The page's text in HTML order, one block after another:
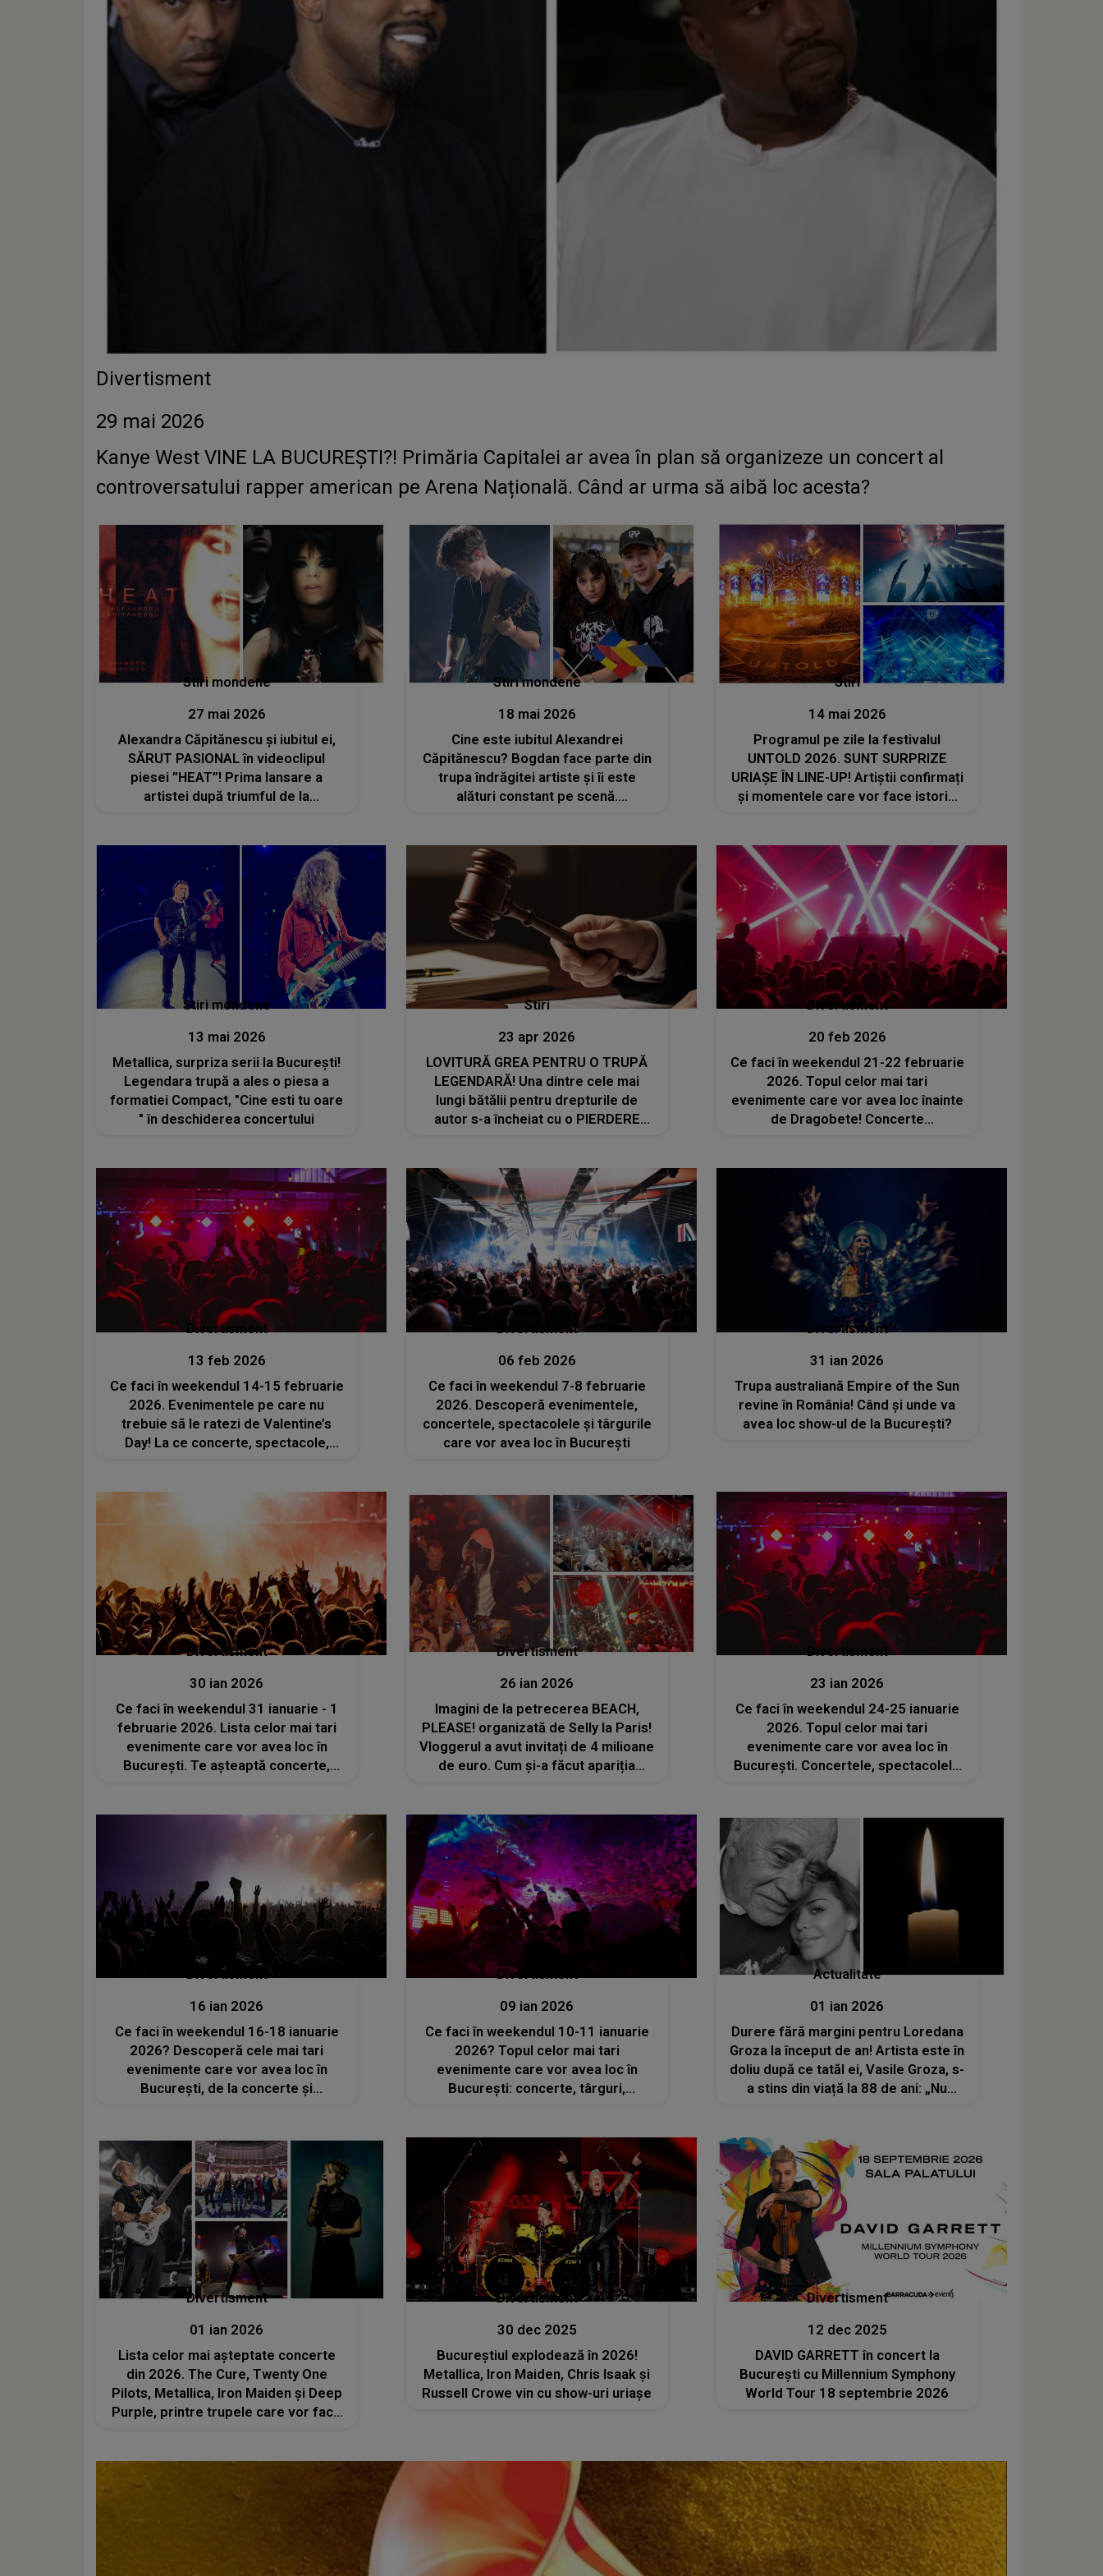
Divertisment
29 mai 2026
Kanye West VINE LA BUCUREȘTI?! Primăria Capitalei ar avea în plan să organizeze un concert al
controversatului rapper american pe Arena Națională. Când ar urma să aibă loc acesta?
Stiri mondene
27 mai 2026
Alexandra Căpitănescu și iubitul ei,
SĂRUT PASIONAL în videoclipul
piesei ”HEAT”! Prima lansare a
artistei după triumful de la
Stiri mondene
18 mai 2026
Cine este iubitul Alexandrei
Căpitănescu? Bogdan face parte din
trupa îndrăgitei artiste și îi este
alături constant pe scenă.
Stiri
14 mai 2026
Programul pe zile la festivalul
UNTOLD 2026. SUNT SURPRIZE
URIAȘE ÎN LINE-UP! Artiștii confirmați
și momentele care vor face istorie
Stiri mondene
13 mai 2026
Metallica, surpriza serii la București!
Legendara trupă a ales o piesa a
formatiei Compact, "Cine esti tu oare
" în deschiderea concertului
Stiri
23 apr 2026
LOVITURĂ GREA PENTRU O TRUPĂ
LEGENDARĂ! Una dintre cele mai
lungi bătălii pentru drepturile de
autor s-a încheiat cu o PIERDERE
Divertisment
20 feb 2026
Ce faci în weekendul 21-22 februarie
2026. Topul celor mai tari
evenimente care vor avea loc înainte
de Dragobete! Concerte
Divertisment
13 feb 2026
Ce faci în weekendul 14-15 februarie
2026. Evenimentele pe care nu
trebuie să le ratezi de Valentine’s
Day! La ce concerte, spectacole,
Divertisment
06 feb 2026
Ce faci în weekendul 7-8 februarie
2026. Descoperă evenimentele,
concertele, spectacolele și târgurile
care vor avea loc în București
Divertisment
31 ian 2026
Trupa australiană Empire of the Sun
revine în România! Când și unde va
avea loc show-ul de la București?
Divertisment
30 ian 2026
Ce faci în weekendul 31 ianuarie - 1
februarie 2026. Lista celor mai tari
evenimente care vor avea loc în
București. Te așteaptă concerte,
Divertisment
26 ian 2026
Imagini de la petrecerea BEACH,
PLEASE! organizată de Selly la Paris!
Vloggerul a avut invitați de 4 milioane
de euro. Cum și-a făcut apariția
poziție posibilă”
Divertisment
23 ian 2026
Ce faci în weekendul 24-25 ianuarie
2026. Topul celor mai tari
evenimente care vor avea loc în
București. Concertele, spectacolele
Divertisment
16 ian 2026
Ce faci în weekendul 16-18 ianuarie
2026? Descoperă cele mai tari
evenimente care vor avea loc în
București, de la concerte și
Divertisment
09 ian 2026
Ce faci în weekendul 10-11 ianuarie
2026? Topul celor mai tari
evenimente care vor avea loc în
București: concerte, târguri,
Actualitate
01 ian 2026
Durere fără margini pentru Loredana
Groza la început de an! Artista este în
doliu după ce tatăl ei, Vasile Groza, s-
a stins din viață la 88 de ani: „Nu
nemuritor”
Divertisment
01 ian 2026
Lista celor mai așteptate concerte
din 2026. The Cure, Twenty One
Pilots, Metallica, Iron Maiden și Deep
Purple, printre trupele care vor face
Divertisment
30 dec 2025
Bucureștiul explodează în 2026!
Metallica, Iron Maiden, Chris Isaak și
Russell Crowe vin cu show-uri uriașe
Divertisment
12 dec 2025
DAVID GARRETT în concert la
București cu Millennium Symphony
World Tour 18 septembrie 2026